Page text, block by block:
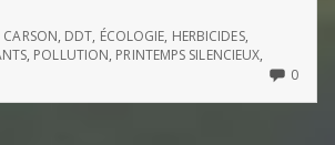
CARSON, DDT, ÉCOLOGIE, HERBICIDES,
, POLLUTION, PRINTEMPS SILENCIEUX,
0NO